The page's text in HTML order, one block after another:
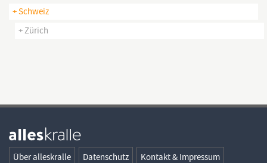
+ Schweiz
+ Zürich
Über alleskralle Datenschutz Kontakt & Impressum